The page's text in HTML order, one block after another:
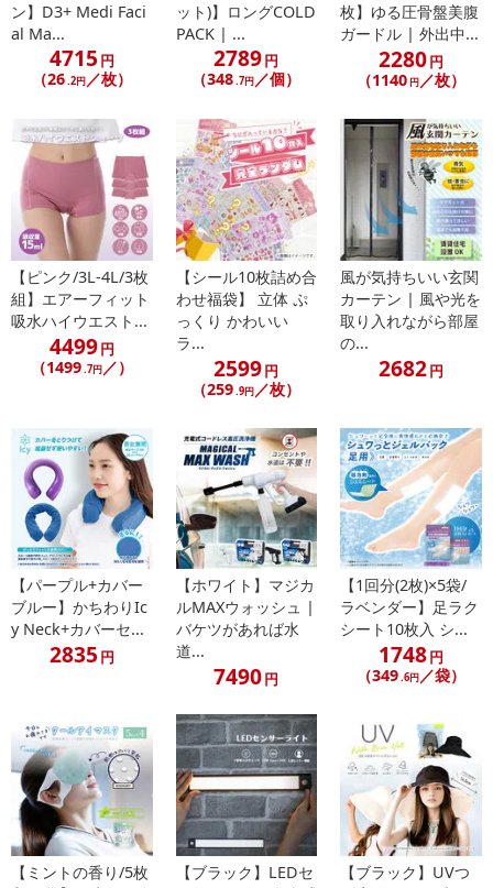
・使用後は陰干しして十分に乾燥させておしまい下さい。
・傘の開閉時および中棒の伸縮時には、体や顔から話してご使用
ください。また、指を挟まないようご注意ください。
・お子様が使用する際は、必ず保護者のご指導の上でご使用くだ
・湿気の多い場所や直射日光の当たる場所は避け、風通しの良い
場所で保管してください。
注意事項
【賞味・消費期限のある商品について】
商品到着時点でのお日持ち期間は、配送日数などにより異なります
のでご了承ください。
【キャンセルについて】
※お申込み後のキャンセルはお受けできません。
記載されている内容を必ずご確認いただき、お届けする商品セット
にご納得いただきましたうえでお申し込みください。
※パッケージ変更や商品リニューアル（成分など含む）等により、
参考の掲載画像や画像内のバーコードなど、お届け商品と多少異な
る場合がございます。
また、[新たな加工食品の原料原産地表示制度]の経過措置期間の終
了により、商品詳細内に記載の原産国・原材料の表記が旧表記の場
合がございます。
あらかじめご了承いただいた上でお申込みください。なお、本理由
によるお申込み後のキャンセル・返品交換は対応いたしかねます。
※お支払い方法は、電話料金合算払い、クレジットカード払い、dポ
イントがご利用いただけます。
【発送・お届け・商品について】
※お申込み頂きました商品の同梱、お届けの日時指定はいたしかね
ます。
ン】D3+ Medi Faci
al Ma...
4715 円
（26.2円／枚）
ット)】ロングCOLD
PACK | ...
2789円
（348.7円／個）
枚】ゆる圧骨盤美腹
ガードル | 外出中...
2280円
（1140 円／枚）
【ピンク/3L-4L/3枚
組】エアーフィット
吸水ハイウエスト...
4499円
（1499 .7円／）
【シール10枚詰め合
わせ福袋】 立体 ぷ
っくり かわいい
ラ...
2599円
（259 .9円 ／枚）
風が気持ちいい玄関
カーテン | 風や光を
取り入れながら部屋
の...
2682円
【パープル+カバー
ブルー】かちわりIc
y Neck+カバーセ...
2835 円
【ホワイト】マジカ
ルMAXウォッシュ |
バケツがあれば水
道...
7490円
【1回分(2枚)×5袋/
ラベンダー】足ラク
シート10枚入 シ...
1748円
（349.6円／袋）
【ミントの香り/5枚
【ブラック】LEDセ
【ブラック】UVつ